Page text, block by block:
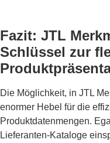
Fazit: JTL
Schlüssel zur
Die Möglichkeit, in JTL
enormer Hebel für die
Produktdatenmengen.
Lieferanten-Kataloge